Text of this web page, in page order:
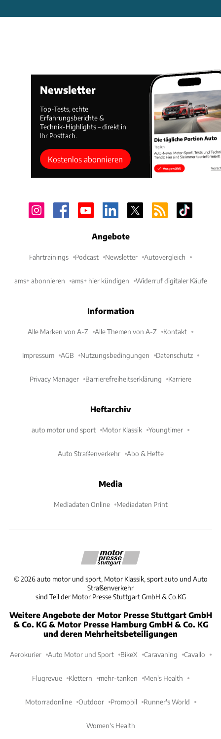
Newsletter
Top-Tests, echte
Erfahrungsberichte &
Technik-Highlights – direkt in
Ihr Postfach.
Kostenlos abonnieren
Angebote
Fahrtrainings Podcast Newsletter Autovergleich
ams+ abonnieren ams+ hier kündigen Widerruf digitaler Käufe
Information
Alle Marken von A-Z Alle Themen von A-Z Kontakt
Impressum AGB Nutzungsbedingungen Datenschutz
Privacy Manager Barrierefreiheitserklärung Karriere
Heftarchiv
auto motor und sport Motor Klassik Youngtimer
Auto Straßenverkehr Abo & Hefte
Media
Mediadaten Online Mediadaten Print
©2026 auto motor und sport, Motor Klassik, sport auto und Auto
Straßenverkehr
sind Teil der Motor Presse Stuttgart GmbH & Co.KG
Weitere Angebote der Motor Presse Stuttgart GmbH
& Co. KG & Motor Presse Hamburg GmbH & Co. KG
und deren Mehrheitsbeteiligungen
Aerokurier Auto Motor und Sport BikeX Caravaning Cavallo
Flugrevue Klettern mehr-tanken Men's Health
Motorradonline Outdoor Promobil Runner's World
Women's Health